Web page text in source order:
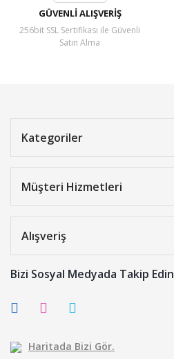
GÜVENLİ ALIŞVERİŞ
256bit SSL Sertifikası ile Güvenli
Satın Alma
Kategoriler
Müşteri Hizmetleri
Alışveriş
Bizi Sosyal Medyada Takip Edin
Haritada Bizi Gör.